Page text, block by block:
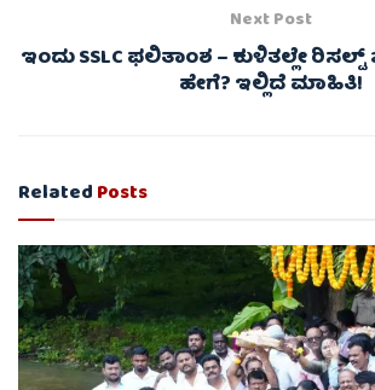
Next Post
ಇಂದು SSLC ಫಲಿತಾಂಶ – ಕುಳಿತಲ್ಲೇ
ಹೇಗೆ? ಇಲ್ಲಿದೆ ಮಾಹಿತಿ!
RelatedPosts